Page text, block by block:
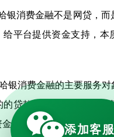
银消费金融不是网贷，
给平台提供资金支持，本
银消费金融的主要服务
的贷款，帮助一些经济账
问题，更好的促进消费等
添加客服